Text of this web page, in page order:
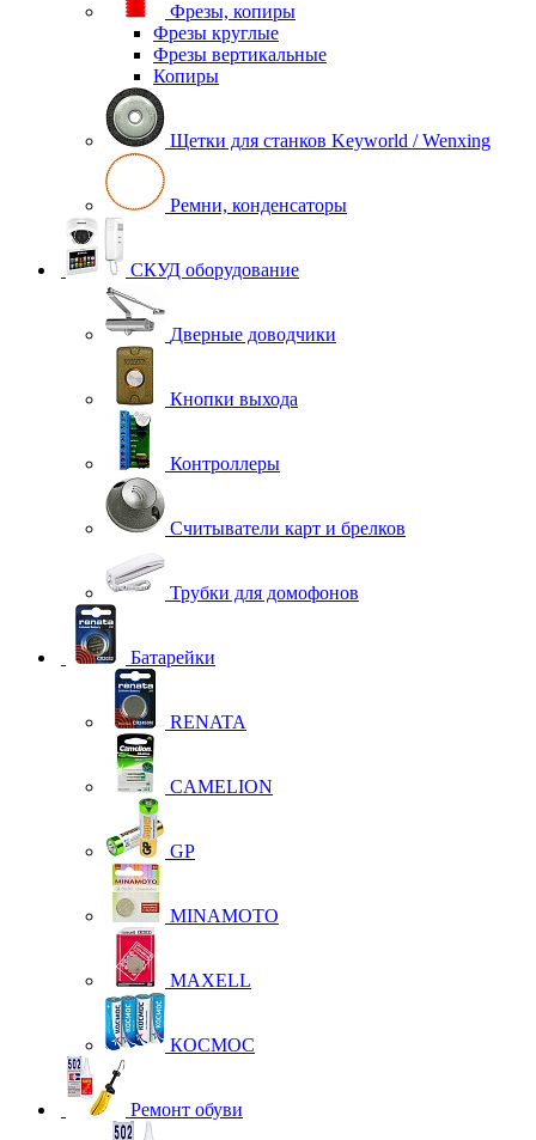
Фрезы, копиры
Фрезы круглые
Фрезы вертикальные
Копиры
Щетки для станков Keyworld / Wenxing
Ремни, конденсаторы
СКУД оборудование
Дверные доводчики
Кнопки выхода
Контроллеры
Считыватели карт и брелков
Трубки для домофонов
Батарейки
RENATA
CAMELION
GP
MINAMOTO
MAXELL
КОСМОС
Ремонт обуви